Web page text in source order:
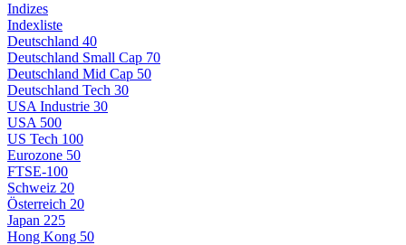
Indizes
Indexliste
Deutschland 40
Deutschland Small Cap 70
Deutschland Mid Cap 50
Deutschland Tech 30
USA Industrie 30
USA 500
US Tech 100
Eurozone 50
FTSE-100
Schweiz 20
Österreich 20
Japan 225
Hong Kong 50